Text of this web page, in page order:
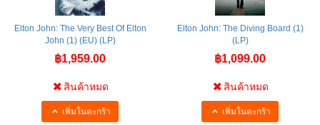
Elton John: The Very Best Of Elton
John (1) (EU) (LP)
฿1,959.00
สินค้าหมด
เพิ่มในตะกร้า
Elton John: The Diving Board (1)
(LP)
฿1,099.00
สินค้าหมด
เพิ่มในตะกร้า